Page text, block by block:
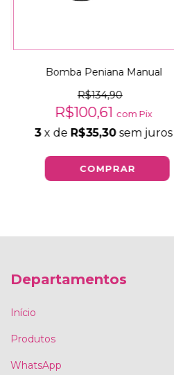
Bomba Peniana Manual
R$134,90
R$100,61 com Pix
3 x de R$35,30 sem juros
Departamentos
Início
Produtos
WhatsApp